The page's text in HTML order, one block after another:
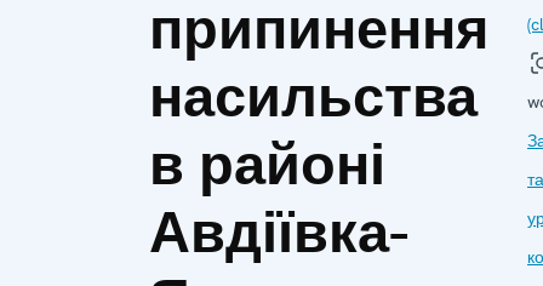
припинення
насильства
в районі
Авдіївка-
та